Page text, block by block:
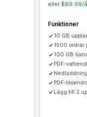
eller $89.99/
Funktioner
10 GB
1500 ordrar
100 GB
PDF-
PDF-
Lägg till 2